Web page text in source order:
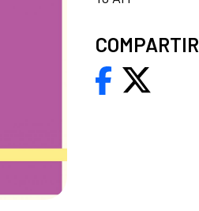
COMPARTIR